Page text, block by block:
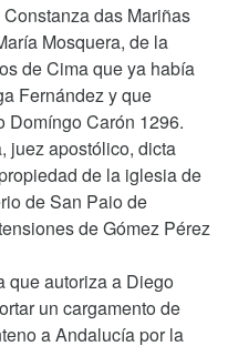
das Mariñas
Mosquera, de la
de Cima que ya había
Fernández y que
Domíngo Carón 1296.
juez apostólico, dicta
de la iglesia de
de San Paio de
de Gómez Pérez
que autoriza a Diego
un cargamento de
a Andalucía por la